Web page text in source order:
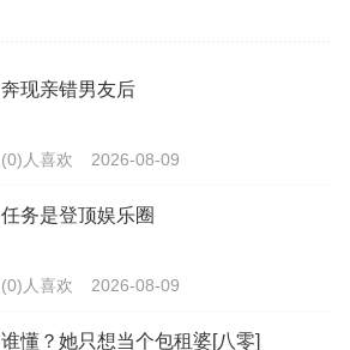
奔现亲错男友后
(0)人喜欢 2026-08-09
任务是登顶娱乐圈
(0)人喜欢 2026-08-09
谁懂？她只想当个包租婆[八零]